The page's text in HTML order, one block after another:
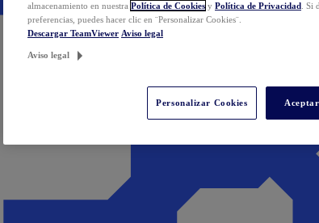
almacenamiento en nuestra Política de Cookies y Política de Privacidad . Si
preferencias, puedes hacer clic en ¨Personalizar Cookies¨.
Descargar TeamViewer Aviso legal
Aviso legal
Personalizar Cookies